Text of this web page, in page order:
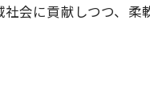
会に貢献しつつ、柔